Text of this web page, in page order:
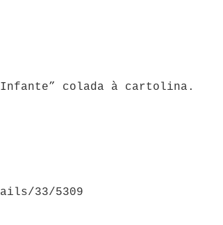
colada à cartolina.
33/5309